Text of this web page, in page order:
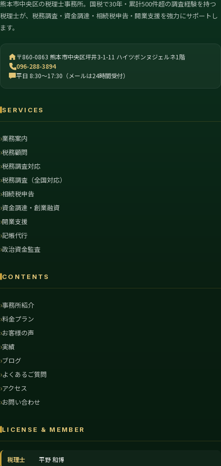
熊本市中央区の税理士事務所。国税で30年・累計500件超の調査経験を持つ
税理士が、税務調査・資金調達・相続税申告・開業支援を強力にサポートし
ます。
〒860-0863 熊本市中央区坪井3-1-11 ハイツボンヌジェルネ1階
096-288-3894
平日 8:30〜17:30（メールは24時間受付）
SERVICES
業務案内
税務顧問
税務調査対応
税務調査（全国対応）
相続税申告
資金調達・創業融資
開業支援
記帳代行
政治資金監査
CONTENTS
事務所紹介
料金プラン
お客様の声
実績
ブログ
よくあるご質問
アクセス
お問い合わせ
LICENSE & MEMBER
税理士 平野 和博